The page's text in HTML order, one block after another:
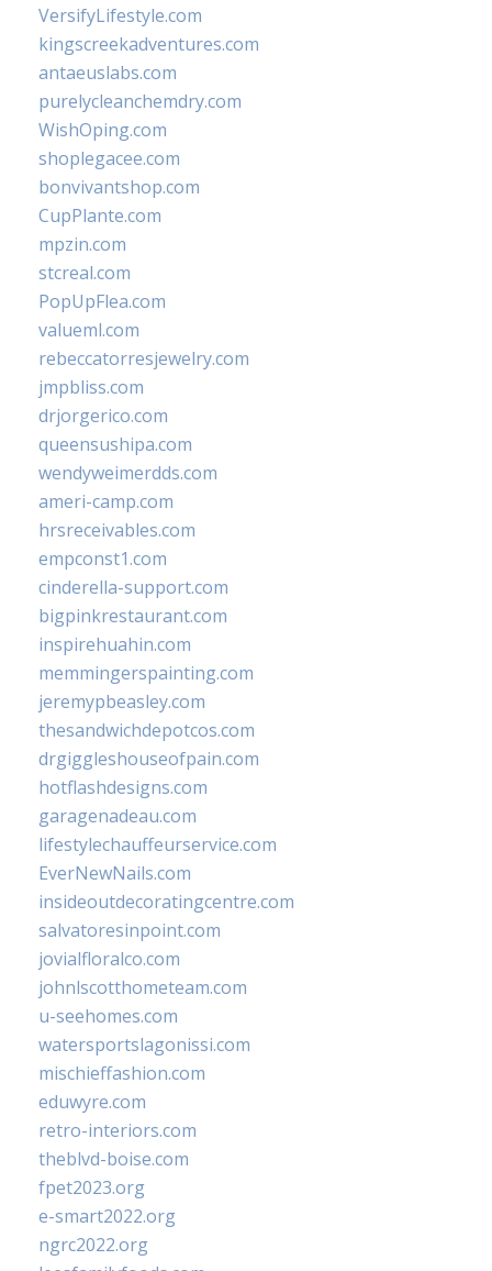
VersifyLifestyle.com
kingscreekadventures.com
antaeuslabs.com
purelycleanchemdry.com
WishOping.com
shoplegacee.com
bonvivantshop.com
CupPlante.com
mpzin.com
stcreal.com
PopUpFlea.com
valueml.com
rebeccatorresjewelry.com
jmpbliss.com
drjorgerico.com
queensushipa.com
wendyweimerdds.com
ameri-camp.com
hrsreceivables.com
empconst1.com
cinderella-support.com
bigpinkrestaurant.com
inspirehuahin.com
memmingerspainting.com
jeremypbeasley.com
thesandwichdepotcos.com
drgiggleshouseofpain.com
hotflashdesigns.com
garagenadeau.com
lifestylechauffeurservice.com
EverNewNails.com
insideoutdecoratingcentre.com
salvatoresinpoint.com
jovialfloralco.com
johnlscotthometeam.com
u-seehomes.com
watersportslagonissi.com
mischieffashion.com
eduwyre.com
retro-interiors.com
theblvd-boise.com
fpet2023.org
e-smart2022.org
ngrc2022.org